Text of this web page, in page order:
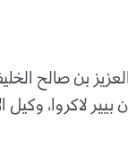
بن صالح
لاكروا، وكيل